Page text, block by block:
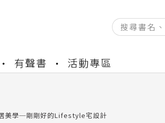
有聲書 活動專區
閱讀服務
美學─剛剛好的Lifestyle宅設計